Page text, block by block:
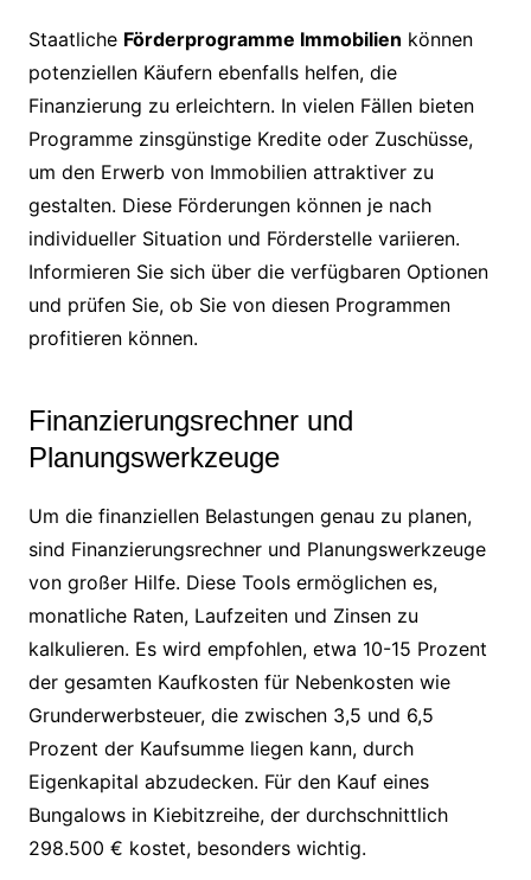
Staatliche Förderprogramme Immobilien können
potenziellen Käufern ebenfalls helfen, die
Finanzierung zu erleichtern. In vielen Fällen bieten
Programme zinsgünstige Kredite oder Zuschüsse,
um den Erwerb von Immobilien attraktiver zu
gestalten. Diese Förderungen können je nach
individueller Situation und Förderstelle variieren.
Informieren Sie sich über die verfügbaren Optionen
und prüfen Sie, ob Sie von diesen Programmen
profitieren können.
Finanzierungsrechner und
Planungswerkzeuge
Um die finanziellen Belastungen genau zu planen,
sind Finanzierungsrechner und Planungswerkzeuge
von großer Hilfe. Diese Tools ermöglichen es,
monatliche Raten, Laufzeiten und Zinsen zu
kalkulieren. Es wird empfohlen, etwa 10-15 Prozent
der gesamten Kaufkosten für Nebenkosten wie
Grunderwerbsteuer, die zwischen 3,5 und 6,5
Prozent der Kaufsumme liegen kann, durch
Eigenkapital abzudecken. Für den Kauf eines
Bungalows in Kiebitzreihe, der durchschnittlich
298.500 € kostet, besonders wichtig.